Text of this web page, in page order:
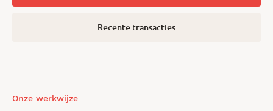
Recente transacties
Onze werkwijze